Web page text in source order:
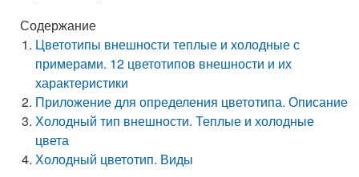
Содержание
Цветотипы внешности теплые и холодные с
примерами. 12 цветотипов внешности и их
характеристики
Приложение для определения цветотипа. Описание
Холодный тип внешности. Теплые и холодные
цвета
Холодный цветотип. Виды